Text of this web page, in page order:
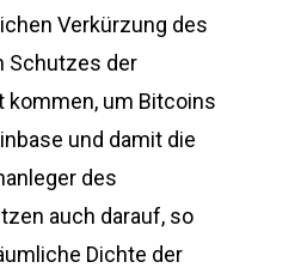
Verkürzung des
Schutzes der
kommen, um Bitcoins
und damit die
des
auch darauf, so
Dichte der